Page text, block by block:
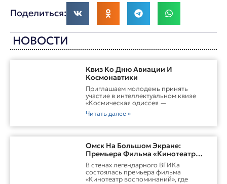
Поделиться:
НОВОСТИ
Квиз Ко Дню Авиации И
Космонавтики
Приглашаем молодежь принять
участие в интеллектуальном квизе
«Космическая одиссея —
Читать далее »
Омск На Большом Экране:
Премьера Фильма «Кинотеатр
Воспоминаний»
В стенах легендарного ВГИКа
состоялась премьера фильма
«Кинотеатр воспоминаний», где